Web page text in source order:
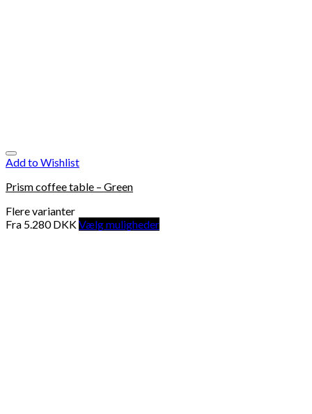
Add to Wishlist
Prism coffee table – Green
Flere varianter
Fra 5.280DKKVælg muligheder